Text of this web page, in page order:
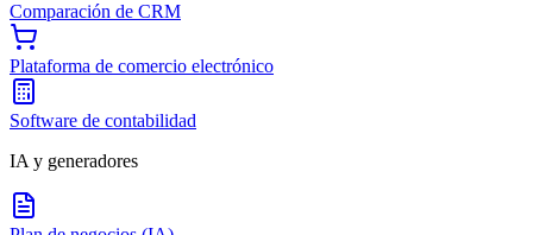
Comparación de CRM
Plataforma de comercio electrónico
Software de contabilidad
IA y generadores